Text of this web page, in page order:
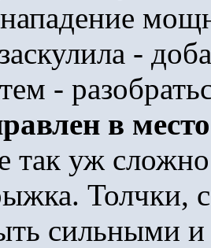
нападение
-
-
в место
так уж
Толчки,
сильными